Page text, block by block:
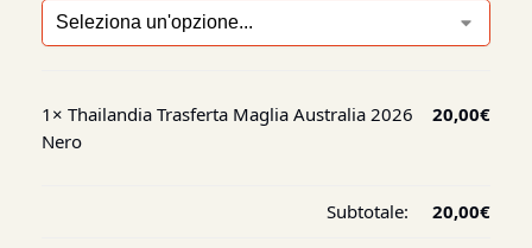
1× Thailandia Trasferta Maglia Australia 2026
Nero
20,00€
Subtotale: 20,00€